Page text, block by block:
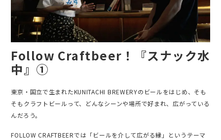
Follow Craftbeer！『スナック水
中』①
東京・国立で生まれたKUNITACHI BREWERYのビールをはじめ、そも
そもクラフトビールって、どんなシーンや場所で好まれ、広がっている
んだろう。
FOLLOW CRAFTBEERでは「ビールを介して広がる縁」というテーマ